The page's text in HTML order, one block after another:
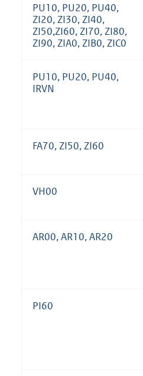
PU10, PU20, PU40,
ZI20, ZI30, ZI40,
ZI50,ZI60, ZI70, ZI80,
ZI90, ZIA0, ZIB0, ZIC0
PU10, PU20, PU40,
IRVN
FA70, ZI50, ZI60
VH00
AR00, AR10, AR20
PI60